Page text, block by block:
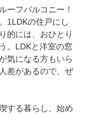
ーフバルコニー！
1LDKの住戸にし
的には、おひとり
。LDKと洋室の窓
気になる方もいら
差があるので、ぜ
する暮らし、始め